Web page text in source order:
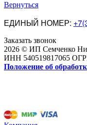
Вернуться
ЕДИНЫЙ НОМЕР:
Заказать звонок
2026 © ИП Семченко
ИНН 540519817065
Положение об